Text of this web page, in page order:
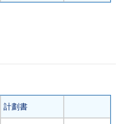
計劃書